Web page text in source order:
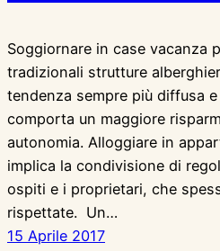
Soggiornare in case vacanza
tradizionali strutture
tendenza sempre più diffusa
comporta un maggiore
autonomia. Alloggiare in
implica la condivisione di
ospiti e i proprietari, che
rispettate. Un…
15 Aprile 2017